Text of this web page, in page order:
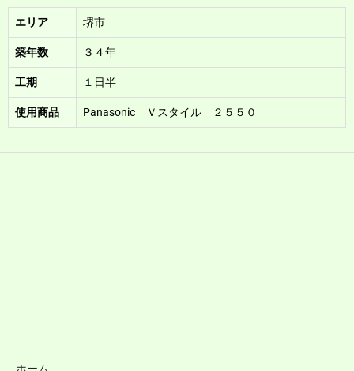
エリア 堺市
築年数 ３４年
工期 １日半
使用商品 Panasonic Ｖスタイル ２５５０
ホーム